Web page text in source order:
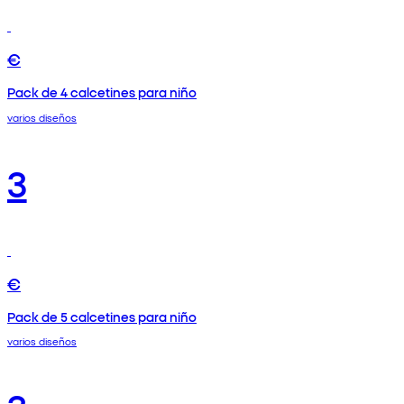
€
Pack de 4 calcetines para niño
varios diseños
3
€
Pack de 5 calcetines para niño
varios diseños